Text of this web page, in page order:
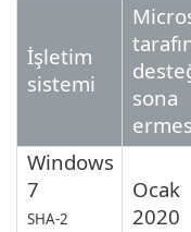
İşletim
sistemi
sona
Windows
7
SHA-2
Ocak
2020